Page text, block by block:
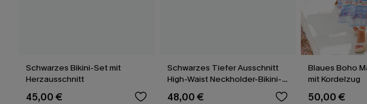
Schwarzes Bikini-Set mit
Herzausschnitt
45,00 €
Schwarzes Tiefer Ausschnitt
High-Waist Neckholder-Bikini-
Set
48,00 €
Blaues Boho
mit Kordelzug
50,00 €